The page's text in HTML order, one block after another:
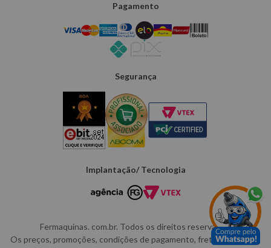
Pagamento
Segurança
Implantação/ Tecnologia
Fermaquinas. com.br. Todos os direitos reservados.
Os preços, promoções, condições de pagamento, frete e produtos